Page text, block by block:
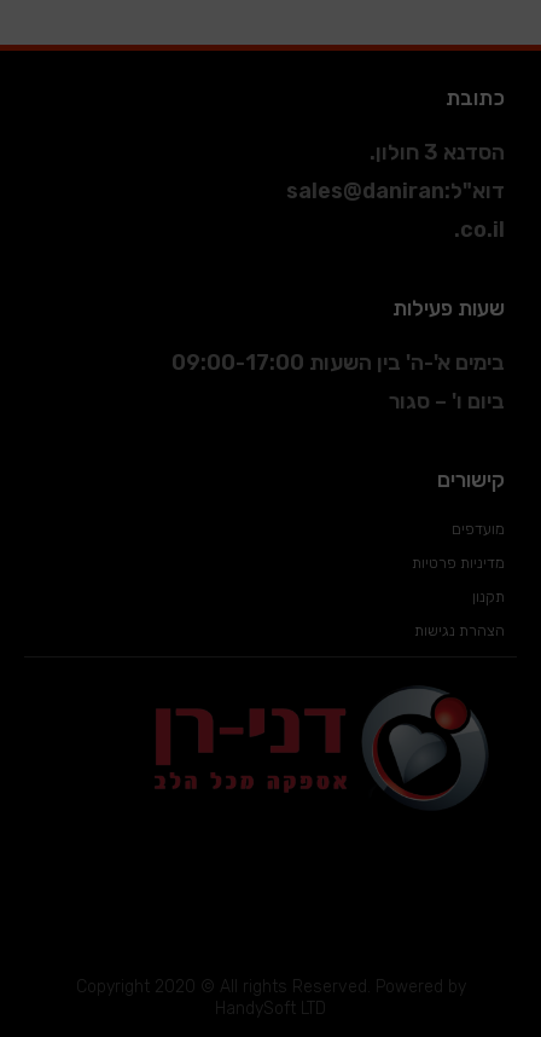
כתובת
הסדנא 3 חולון.
דוא"ל:
sales@daniran
.co.il
שעות פעילות
בימים א'-ה' בין השעות 09:00-17:00
ביום ו' – סגור
קישורים
מועדפים
מדיניות פרטיות
תקנון
הצהרת נגישות
Copyright 2020 © All rights Reserved. Powered by
HandySoft LTD